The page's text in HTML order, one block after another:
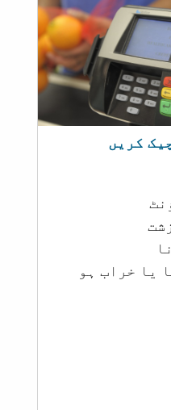
یا خراب ہو